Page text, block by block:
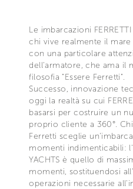
Le imbarcazioni
chi vive realmente il
con una particolare
dell'armatore, che ama il
filosofia "Essere Ferretti".
Successo, innovazione
oggi la realtà su cui
basarsi per costruire un
proprio cliente a 360°.
Ferretti sceglie
momenti indimenticabili:
YACHTS è quello di
momenti, sostituendosi
operazioni necessarie